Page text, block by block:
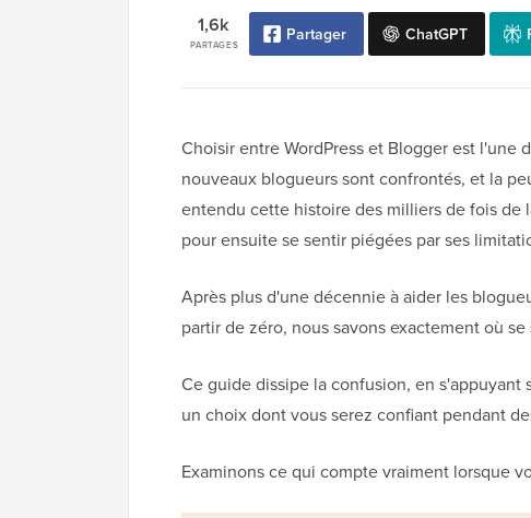
PARTAGES
1,6k Partager ChatGPT
Choisir entre WordPress et Blogger est l'une
nouveaux blogueurs sont confrontés, et la
entendu cette histoire des milliers de fois de
pour ensuite se sentir piégées par ses
Après plus d'une décennie à aider les
partir de zéro, nous savons exactement où
Ce guide dissipe la confusion, en
un choix dont vous serez confiant pendant
Examinons ce qui compte vraiment lorsque